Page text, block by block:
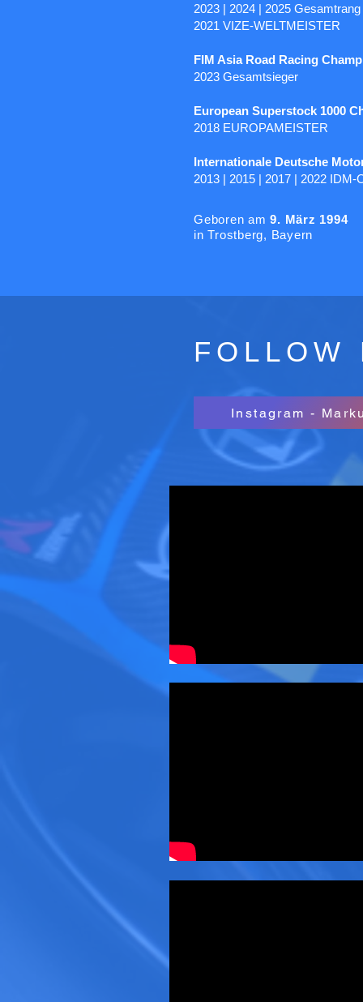
2023 | 2024 | 2025
2021 VIZE-WELTMEISTER
FIM Asia Road Racing
2023 Gesamtsieger
European Superstock 1000
2018 EUROPAMEISTER
Internationale Deutsche
2013 | 2015 | 2017 | 2022 IDM-
Geboren am9. März 1994
in Trostberg, Bayern
FOLLOW
Instagram -